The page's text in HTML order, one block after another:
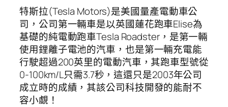
特斯拉(Tesla Motors)是美國量產電動車公
司，公司第一輛車是以英國蓮花跑車Elise為
基礎的純電動跑車Tesla Roadster，是第一輛
使用鋰離子電池的汽車，也是第一輛充電能
行駛超過200英里的電動汽車，其跑車型號從
0-100km/L只需3.7秒，這還只是2003年公司
成立時的成績，其該公司科技開發的能耐不
容小覷！